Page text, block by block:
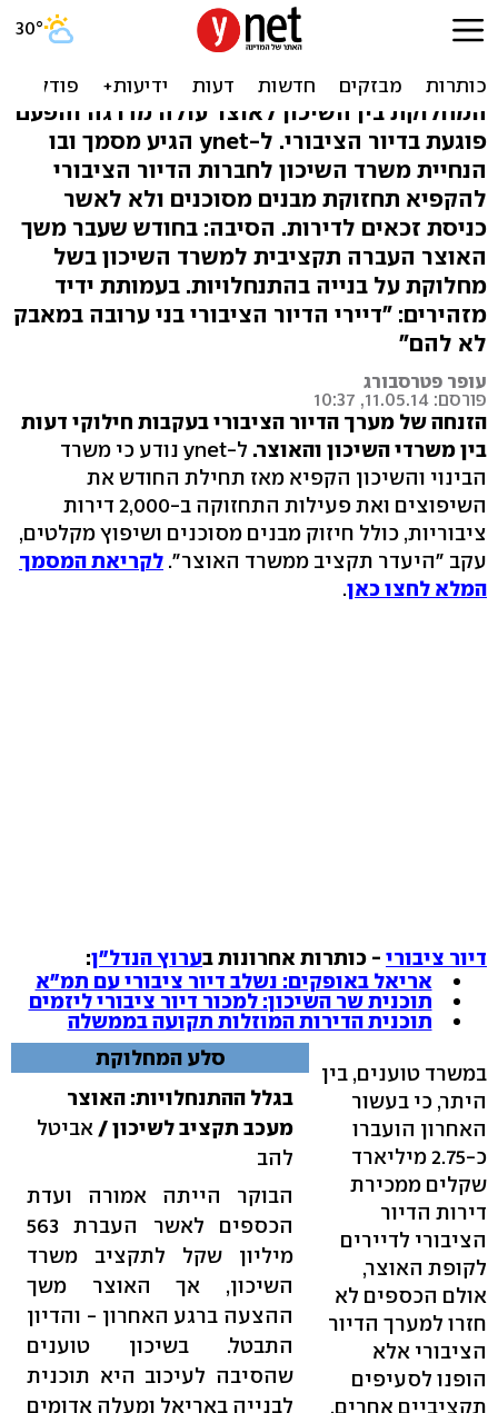
משרד השיכון הקפיא הטיפול
בדיור הציבורי
המחלוקת בין השיכון לאוצר עולה מדרגה והפעם
פוגעת בדיור הציבורי. ל-ynet הגיע מסמך ובו
הנחיית משרד השיכון לחברות הדיור הציבורי
להקפיא תחזוקת מבנים מסוכנים ולא לאשר
כניסת זכאים לדירות. הסיבה: בחודש שעבר משך
האוצר העברה תקציבית למשרד השיכון בשל
מחלוקת על בנייה בהתנחלויות. בעמותת ידיד
מזהירים: "דיירי הדיור הציבורי בני ערובה במאבק
לא להם"
עופר פטרסבורג
פורסם: 11.05.14, 10:37
הזנחה של מערך הדיור הציבורי בעקבות חילוקי דעות
בין משרדי השיכון והאוצר.
ל-ynet נודע כי משרד
הבינוי והשיכון הקפיא מאז תחילת החודש את
השיפוצים ואת פעילות התחזוקה ב-2,000 דירות
ציבוריות, כולל חיזוק מבנים מסוכנים ושיפוץ מקלטים,
עקב "היעדר תקציב ממשרד האוצר". לקריאת המסמך
המלא לחצו כאן.
דיור ציבורי - כותרות אחרונות בערוץ הנדל"ן:
אריאל באופקים: נשלב דיור ציבורי עם תמ"א
תוכנית שר השיכון: למכור דיור ציבורי ליזמים
תוכנית הדירות המוזלות תקועה בממשלה
סלע המחלוקת
בגלל ההתנחלויות: האוצר
מעכב תקציב לשיכון / אביטל
להב
הבוקר הייתה אמורה ועדת
הכספים לאשר העברת 563
מיליון שקל לתקציב משרד
השיכון, אך האוצר משך
ההצעה ברגע האחרון - והדיון
התבטל. בשיכון טוענים
שהסיבה לעיכוב היא תוכנית
לבנייה באריאל ומעלה אדומים
במשרד טוענים, בין
היתר, כי בעשור
האחרון הועברו
כ-2.75 מיליארד
שקלים ממכירת
דירות הדיור
הציבורי לדיירים
לקופת האוצר,
אולם הכספים לא
חזרו למערך הדיור
הציבורי אלא
הופנו לסעיפים
תקציביים אחרים.